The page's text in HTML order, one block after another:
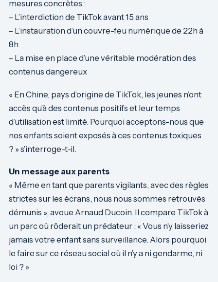
mesures concrètes :
– L’interdiction de TikTok avant 15 ans
– L’instauration d’un couvre-feu numérique de 22h à
8h
– La mise en place d’une véritable modération des
contenus dangereux
« En Chine, pays d’origine de TikTok, les jeunes n’ont
accès qu’à des contenus positifs et leur temps
d’utilisation est limité. Pourquoi acceptons-nous que
nos enfants soient exposés à ces contenus toxiques
? » s’interroge-t-il.
Un message aux parents
« Même en tant que parents vigilants, avec des règles
strictes sur les écrans, nous nous sommes retrouvés
démunis », avoue Arnaud Ducoin. Il compare TikTok à
un parc où rôderait un prédateur : « Vous n’y laisseriez
jamais votre enfant sans surveillance. Alors pourquoi
le faire sur ce réseau social où il n’y a ni gendarme, ni
loi ? »